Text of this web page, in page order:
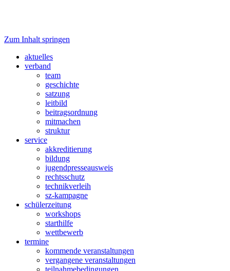
fjp>media
Verband junger Medienmachender
Zum Inhalt springen
aktuelles
verband
team
geschichte
satzung
leitbild
beitragsordnung
mitmachen
struktur
service
akkreditierung
bildung
jugendpresseausweis
rechtsschutz
technikverleih
sz-kampagne
schülerzeitung
workshops
starthilfe
wettbewerb
termine
kommende veranstaltungen
vergangene veranstaltungen
teilnahmebedingungen